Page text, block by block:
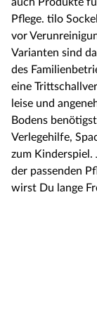
Pflege. tilo
vor
Varianten sind
des
eine
leise und
Bodens
Verlegehilfe,
zum Kinderspiel.
der passenden
wirst Du lange